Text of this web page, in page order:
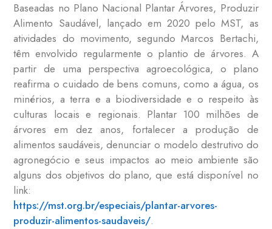
Baseadas no Plano Nacional Plantar Árvores, Produzir
Alimento Saudável, lançado em 2020 pelo MST, as
atividades do movimento, segundo Marcos Bertachi,
têm envolvido regularmente o plantio de árvores. A
partir de uma perspectiva agroecológica, o plano
reafirma o cuidado de bens comuns, como a água, os
minérios, a terra e a biodiversidade e o respeito às
culturas locais e regionais. Plantar 100 milhões de
árvores em dez anos, fortalecer a produção de
alimentos saudáveis, denunciar o modelo destrutivo do
agronegócio e seus impactos ao meio ambiente são
alguns dos objetivos do plano, que está disponível no
link:
https://mst.org.br/especiais/plantar-arvores-
produzir-alimentos-saudaveis/.